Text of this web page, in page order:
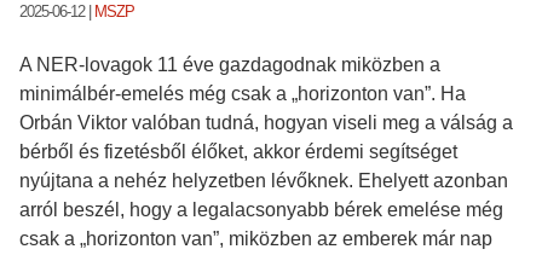
2025-06-12| MSZP
A NER-lovagok 11 éve gazdagodnak miközben a
minimálbér-emelés még csak a „horizonton van”. Ha
Orbán Viktor valóban tudná, hogyan viseli meg a válság a
bérből és fizetésből élőket, akkor érdemi segítséget
nyújtana a nehéz helyzetben lévőknek. Ehelyett azonban
arról beszél, hogy a legalacsonyabb bérek emelése még
csak a „horizonton van”, miközben az emberek már nap